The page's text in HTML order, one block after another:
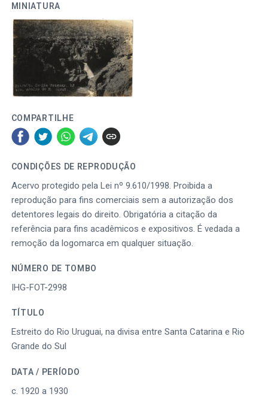
MINIATURA
COMPARTILHE
CONDIÇÕES DE REPRODUÇÃO
Acervo protegido pela Lei nº 9.610/1998. Proibida a
reprodução para fins comerciais sem a autorização dos
detentores legais do direito. Obrigatória a citação da
referência para fins acadêmicos e expositivos. É vedada a
remoção da logomarca em qualquer situação.
NÚMERO DE TOMBO
IHG-FOT-2998
TÍTULO
Estreito do Rio Uruguai, na divisa entre Santa Catarina e Rio
Grande do Sul
DATA / PERÍODO
c. 1920 a 1930